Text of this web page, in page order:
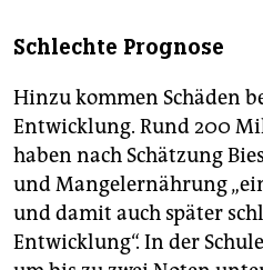
Schlechte Prognose
Hinzu kommen Schäden
Entwicklung. Rund 200
haben nach Schätzung
und Mangelernährung
und damit auch später
Entwicklung“. In der